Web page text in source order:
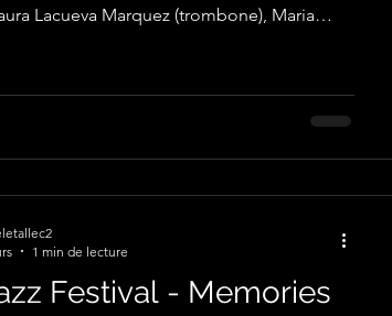
(trombone), Maria
toutes les photographies par Guillaume
Festival - Memories
1 min de lecture